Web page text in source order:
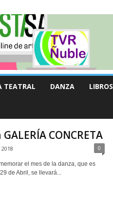
TEATRAL DANZA LIBROS
CONCRETA
0
el mes de la danza, que es
de Abril, se llevará...